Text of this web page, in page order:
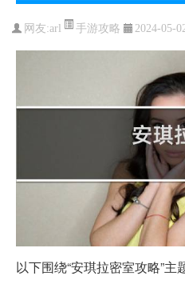
网友:arl 手游攻略 2024-05-
以下围绕“安琪拉密室攻略”